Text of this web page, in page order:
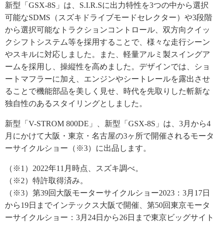
新型「GSX-8S」は、S.I.R.Sに出力特性を3つの中から選択
可能なSDMS（スズキドライブモードセレクター）や3段階
から選択可能なトラクションコントロール、双方向クイッ
クシフトシステム等を採用することで、様々な走行シーン
やスキルに対応しました。また、軽量アルミ製スイングア
ームを採用し、操縦性を高めました。デザインでは、ショ
ートマフラーに加え、エンジンやシートレールを露出させ
ることで機能部品を美しく見せ、時代を先取りした斬新な
独自性のあるスタイリングとしました。
新型「V-STROM 800DE」、新型「GSX-8S」は、3月から4
月にかけて大阪・東京・名古屋の3ヶ所で開催されるモータ
ーサイクルショー（※3）に出品します。
（※1）2022年11月時点、スズキ調べ。
（※2）特許取得済み。
（※3）第39回大阪モーターサイクルショー2023：3月17日
から19日までインテックス大阪で開催、第50回東京モータ
ーサイクルショー：3月24日から26日まで東京ビッグサイト